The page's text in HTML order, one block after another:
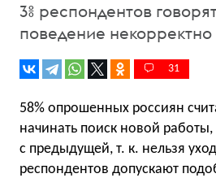
3% респондентов
поведение некорректно
31
58% опрошенных россиян
начинать поиск новой
с предыдущей, т. к. нельзя
респондентов допускают